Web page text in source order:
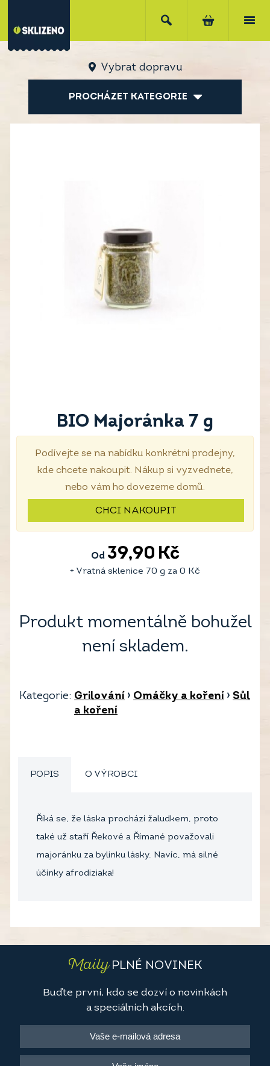
Vybrat dopravu
PROCHÁZET KATEGORIE
BIO Majoránka 7 g
Podívejte se na nabídku konkrétní prodejny,
kde chcete nakoupit. Nákup si vyzvednete,
nebo vám ho dovezeme domů.
CHCI NAKOUPIT
Od 39,90 Kč
+ Vratná sklenice 70 g za 0 Kč
Produkt momentálně bohužel
není skladem.
Kategorie: Grilování › Omáčky a koření › Sůl
a koření
POPIS O VÝROBCI
Říká se, že láska prochází žaludkem, proto
také už staří Řekové a Římané považovali
majoránku za bylinku lásky. Navíc, má silné
účinky afrodiziaka!
MailyPLNÉ NOVINEK
Buďte první, kdo se dozví o novinkách
a speciálních akcích.